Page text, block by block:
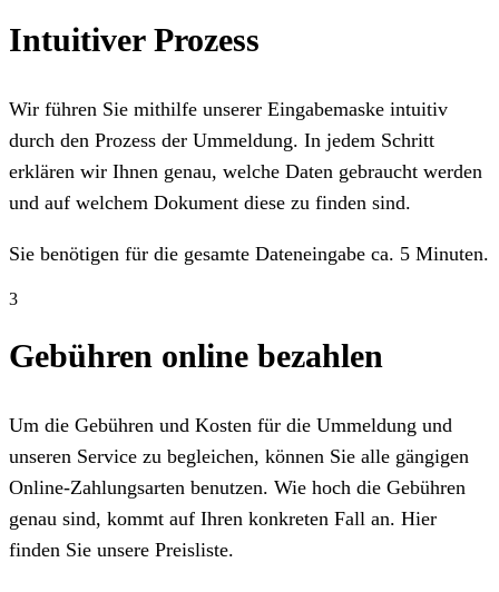
Intuitiver Prozess
Wir führen Sie mithilfe unserer Eingabemaske intuitiv
durch den Prozess der Ummeldung. In jedem Schritt
erklären wir Ihnen genau, welche Daten gebraucht werden
und auf welchem Dokument diese zu finden sind.
Sie benötigen für die gesamte Dateneingabe ca. 5 Minuten.
3
Gebühren online bezahlen
Um die Gebühren und Kosten für die Ummeldung und
unseren Service zu begleichen, können Sie alle gängigen
Online-Zahlungsarten benutzen. Wie hoch die Gebühren
genau sind, kommt auf Ihren konkreten Fall an. Hier
finden Sie unsere Preisliste.